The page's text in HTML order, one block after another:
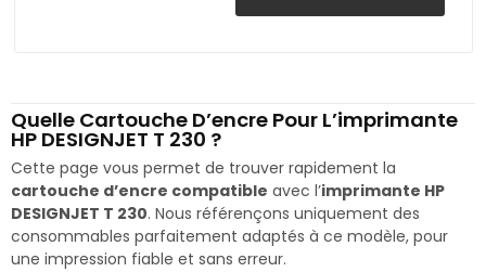
Quelle Cartouche D’encre Pour L’imprimante
HP DESIGNJET T 230 ?
Cette page vous permet de trouver rapidement la
cartouche d’encre compatible avec l’imprimante HP
DESIGNJET T 230. Nous référençons uniquement des
consommables parfaitement adaptés à ce modèle, pour
une impression fiable et sans erreur.